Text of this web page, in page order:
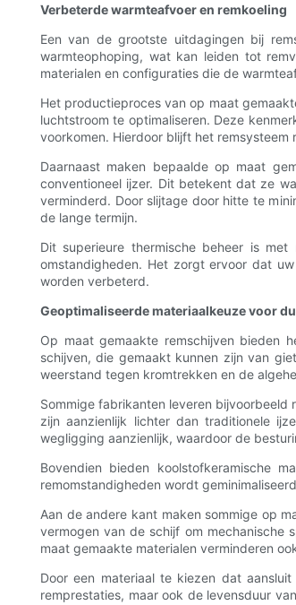
Verbeterde warmteafvoer en remkoeling
Een van de grootste uitdagingen bij
warmteophoping, wat kan leiden tot
materialen en configuraties die de
Het productieproces van op maat
luchtstroom te optimaliseren. Deze
voorkomen. Hierdoor blijft het
Daarnaast maken bepaalde op maat
conventioneel ijzer. Dit betekent dat ze
verminderd. Door slijtage door hitte te
de lange termijn.
Dit superieure thermische beheer is
omstandigheden. Het zorgt ervoor dat
worden verbeterd.
Geoptimaliseerde materiaalkeuze voor
Op maat gemaakte remschijven bieden
schijven, die gemaakt kunnen zijn van
weerstand tegen kromtrekken en de
Sommige fabrikanten leveren
zijn aanzienlijk lichter dan traditionele
wegligging aanzienlijk, waardoor de
Bovendien bieden koolstofkeramische
remomstandigheden wordt
Aan de andere kant maken sommige op
vermogen van de schijf om mechanische
maat gemaakte materialen verminderen
Door een materiaal te kiezen dat
remprestaties, maar ook de levensduur